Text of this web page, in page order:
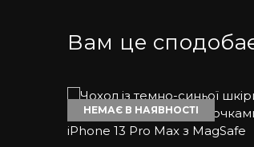
Оскільки аксесуар з
Як підібрати чохол на iPhone?
Якщо Ви шукаєте якісний
шкіри пітона, але й інших
Вам це
НЕМАЄ В НАЯВНОСТІ